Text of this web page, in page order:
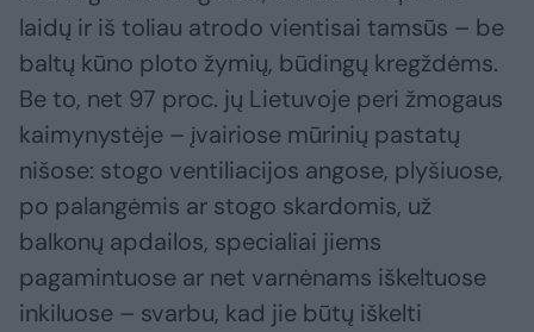
laidų ir iš toliau atrodo vientisai tamsūs – be
baltų kūno ploto žymių, būdingų kregždėms.
Be to, net 97 proc. jų Lietuvoje peri žmogaus
kaimynystėje – įvairiose mūrinių pastatų
nišose: stogo ventiliacijos angose, plyšiuose,
po palangėmis ar stogo skardomis, už
balkonų apdailos, specialiai jiems
pagamintuose ar net varnėnams iškeltuose
inkiluose – svarbu, kad jie būtų iškelti